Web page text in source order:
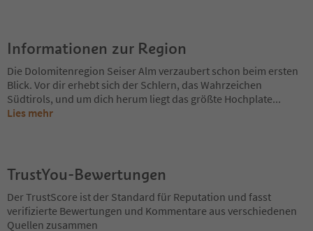
Informationen zur Region
Die Dolomitenregion Seiser Alm verzaubert schon beim ersten
Blick. Vor dir erhebt sich der Schlern, das Wahrzeichen
Südtirols, und um dich herum liegt das größte Hochplate...
Lies mehr
TrustYou-Bewertungen
Der TrustScore ist der Standard für Reputation und fasst
verifizierte Bewertungen und Kommentare aus verschiedenen
Quellen zusammen